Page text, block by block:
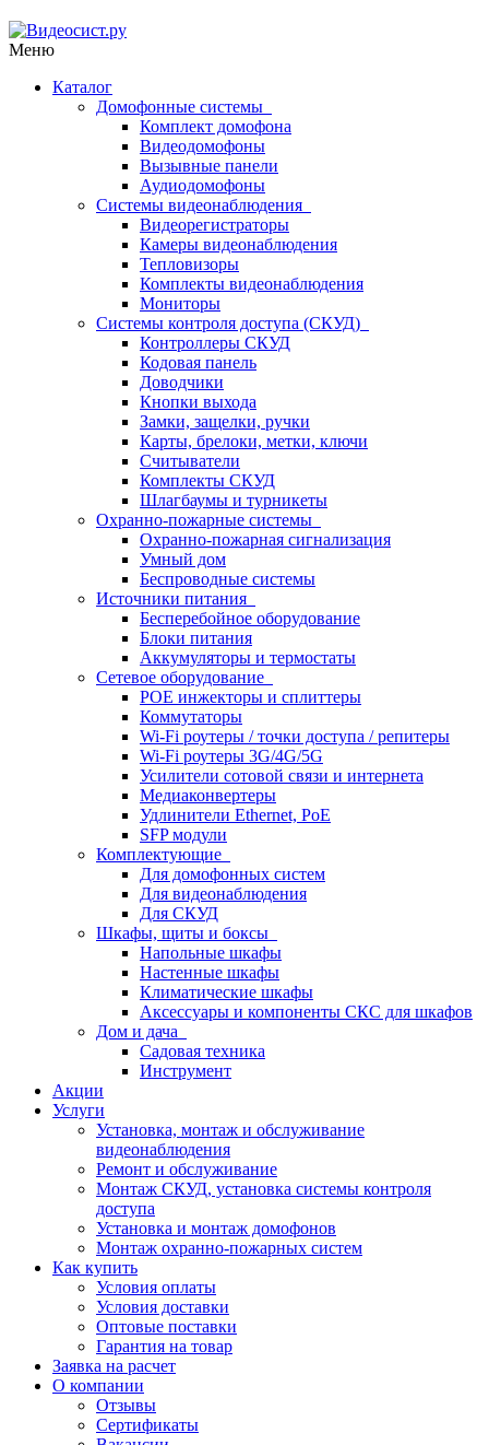
Меню
Каталог
Домофонные системы
Комплект домофона
Видеодомофоны
Вызывные панели
Аудиодомофоны
Системы видеонаблюдения
Видеорегистраторы
Камеры видеонаблюдения
Тепловизоры
Комплекты видеонаблюдения
Мониторы
Системы контроля доступа (СКУД)
Контроллеры СКУД
Кодовая панель
Доводчики
Кнопки выхода
Замки, защелки, ручки
Карты, брелоки, метки, ключи
Считыватели
Комплекты СКУД
Шлагбаумы и турникеты
Охранно-пожарные системы
Охранно-пожарная сигнализация
Умный дом
Беспроводные системы
Источники питания
Бесперебойное оборудование
Блоки питания
Аккумуляторы и термостаты
Сетевое оборудование
POE инжекторы и сплиттеры
Коммутаторы
Wi-Fi роутеры / точки доступа / репитеры
Wi-Fi роутеры 3G/4G/5G
Усилители сотовой связи и интернета
Медиаконвертеры
Удлинители Ethernet, PoE
SFP модули
Комплектующие
Для домофонных систем
Для видеонаблюдения
Для СКУД
Шкафы, щиты и боксы
Напольные шкафы
Настенные шкафы
Климатические шкафы
Аксессуары и компоненты СКС для шкафов
Дом и дача
Садовая техника
Инструмент
Акции
Услуги
Установка, монтаж и обслуживание
видеонаблюдения
Ремонт и обслуживание
Монтаж СКУД, установка системы контроля
доступа
Установка и монтаж домофонов
Монтаж охранно-пожарных систем
Как купить
Условия оплаты
Условия доставки
Оптовые поставки
Гарантия на товар
Заявка на расчет
О компании
Отзывы
Сертификаты